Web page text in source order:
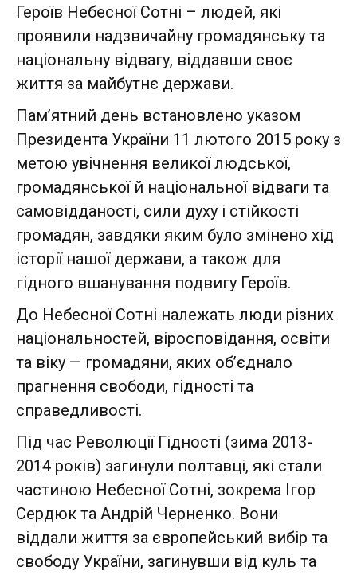
Героїв Небесної Сотні – людей, які
проявили надзвичайну громадянську та
національну відвагу, віддавши своє
життя за майбутнє держави.
Пам’ятний день встановлено указом
Президента України 11 лютого 2015 року з
метою увічнення великої людської,
громадянської й національної відваги та
самовідданості, сили духу і стійкості
громадян, завдяки яким було змінено хід
історії нашої держави, а також для
гідного вшанування подвигу Героїв.
До Небесної Сотні належать люди різних
національностей, віросповідання, освіти
та віку — громадяни, яких об’єднало
прагнення свободи, гідності та
справедливості.
Під час Революції Гідності (зима 2013-
2014 років) загинули полтавці, які стали
частиною Небесної Сотні, зокрема Ігор
Сердюк та Андрій Черненко. Вони
віддали життя за європейський вибір та
свободу України, загинувши від куль та